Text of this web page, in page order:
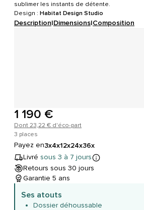
sublimer les instants de détente.
Design : Habitat Design Studio
Description|Dimensions|Composition
1 190 €
Dont 23,22 € d'éco-part
3 places
Payez en3x4x12x24x36x
Livré sous 3 à 7 jours
Retours sous 30 jours
Garantie 5 ans
Ses atouts
Dossier déhoussable